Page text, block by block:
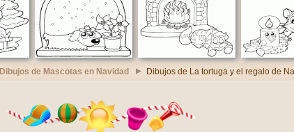
Dibujos de Mascotas en Navidad Dibujos de La tortuga y el regalo de